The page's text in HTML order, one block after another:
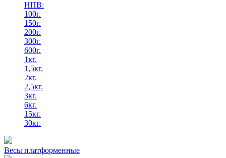
НПВ:
100г.
150г.
200г.
300г.
600г.
1кг.
1,5кг.
2кг.
2,5кг.
3кг.
6кг.
15кг.
30кг.
Весы платформенные